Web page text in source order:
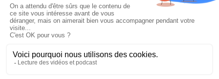
© Copyright 2008 / 2026,DECODE MEDIA, The Innovation Media
Company.All Rights Reserved